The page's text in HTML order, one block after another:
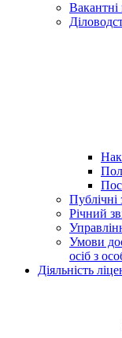
Вакантні
Публічні
Річний
Умови
осіб з
Діяльність